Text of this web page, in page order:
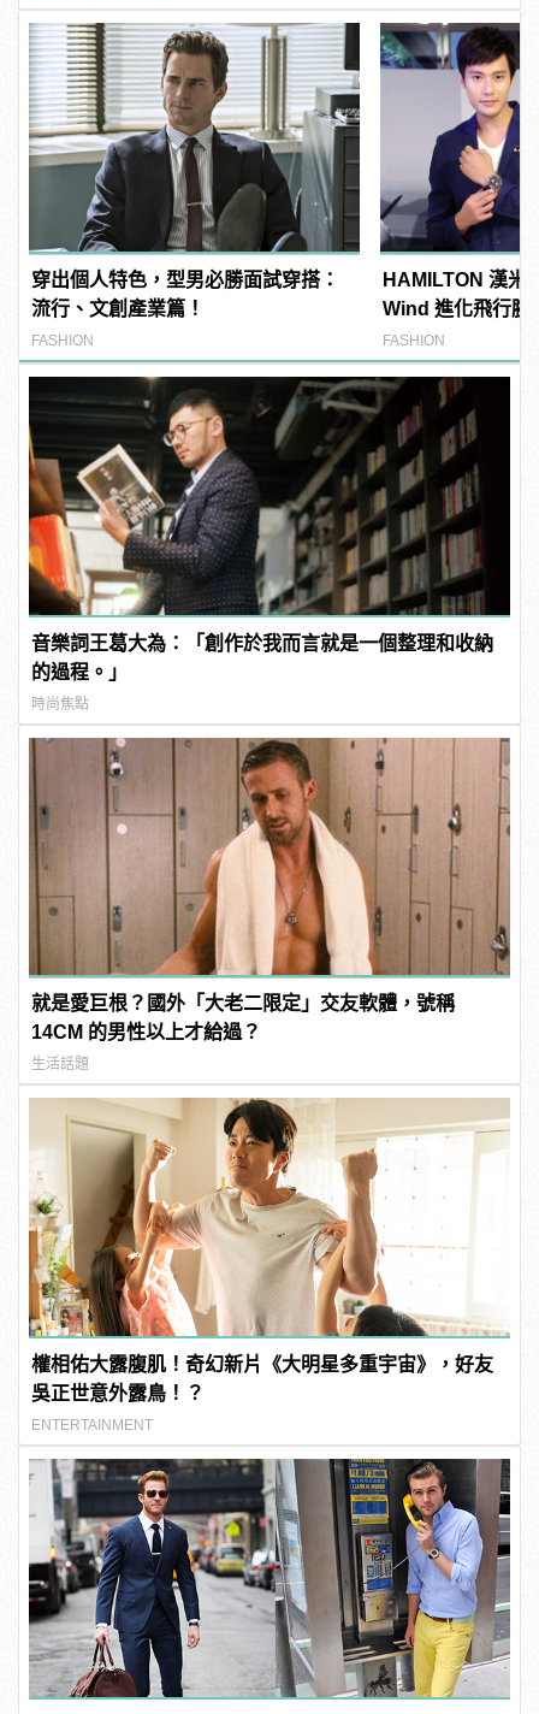
穿出個人特色，型男必勝面試穿搭：
流行、文創產業篇！
FASHION
HAMILTON 漢米
Wind 進化飛行腕
莉帶你一起遨遊
FASHION
音樂詞王葛大為：「創作於我而言就是一個整理和收納
的過程。」
時尚焦點
就是愛巨根？國外「大老二限定」交友軟體，號稱
14CM 的男性以上才給過？
生活話題
權相佑大露腹肌！奇幻新片《大明星多重宇宙》，好友
吳正世意外露鳥！？
ENTERTAINMENT